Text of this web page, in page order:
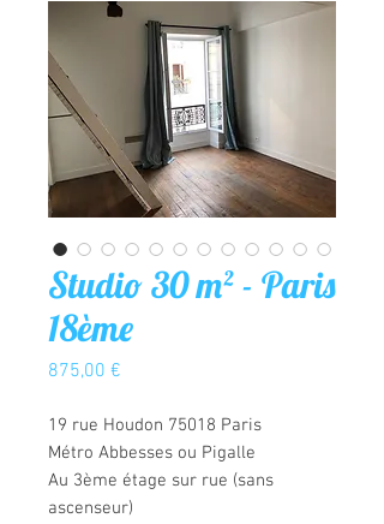
Studio 30 m² - Paris
18ème
875,00 €
19 rue Houdon 75018 Paris
Métro Abbesses ou Pigalle
Au 3ème étage sur rue (sans
ascenseur)